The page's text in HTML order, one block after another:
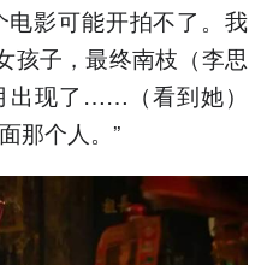
影可能开拍不了。我
孩子，最终南枝（李思
出现了……（看到她）
那个人。”